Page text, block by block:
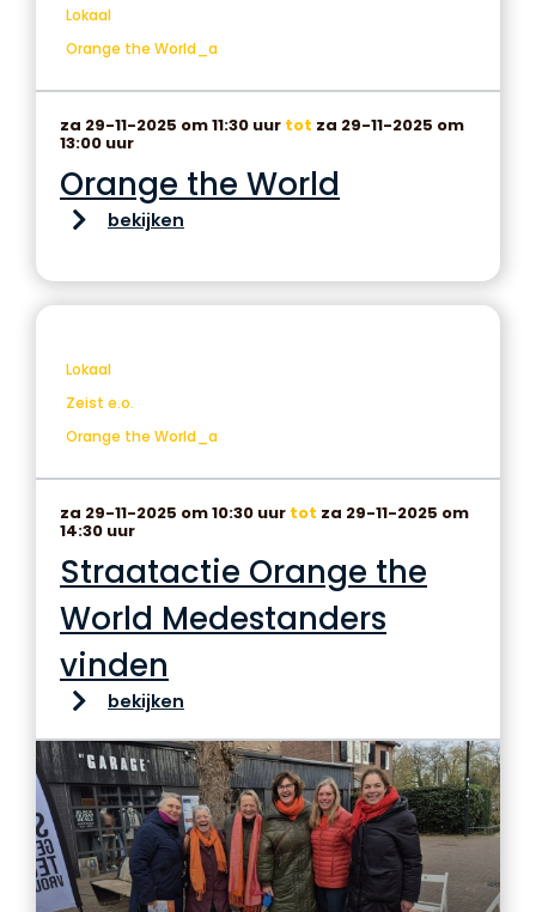
Lokaal
Orange the World_a
za 29-11-2025 om 11:30 uur tot za 29-11-2025 om
13:00 uur
Orange the World
bekijken
Lokaal
Zeist e.o.
Orange the World_a
za 29-11-2025 om 10:30 uur tot za 29-11-2025 om
14:30 uur
Straatactie Orange the
World Medestanders
vinden
bekijken